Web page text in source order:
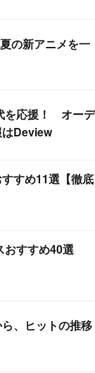
の新アニメを一
を応援！ オーデ
はDeview
すめ11選【徹底
おすすめ40選
、ヒットの推移